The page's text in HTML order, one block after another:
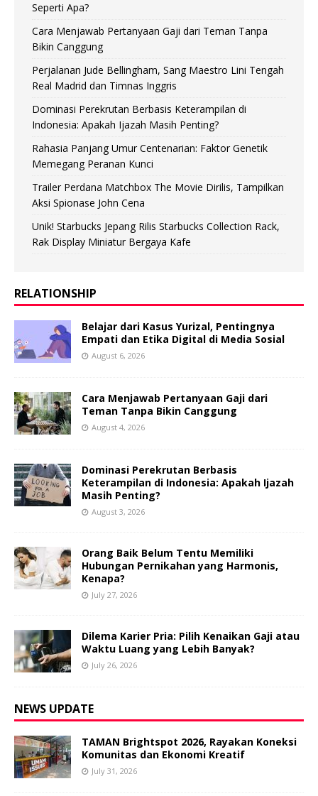
Seperti Apa?
Cara Menjawab Pertanyaan Gaji dari Teman Tanpa
Bikin Canggung
Perjalanan Jude Bellingham, Sang Maestro Lini Tengah
Real Madrid dan Timnas Inggris
Dominasi Perekrutan Berbasis Keterampilan di
Indonesia: Apakah Ijazah Masih Penting?
Rahasia Panjang Umur Centenarian: Faktor Genetik
Memegang Peranan Kunci
Trailer Perdana Matchbox The Movie Dirilis, Tampilkan
Aksi Spionase John Cena
Unik! Starbucks Jepang Rilis Starbucks Collection Rack,
Rak Display Miniatur Bergaya Kafe
RELATIONSHIP
Belajar dari Kasus Yurizal, Pentingnya
Empati dan Etika Digital di Media Sosial
August 6, 2026
Cara Menjawab Pertanyaan Gaji dari
Teman Tanpa Bikin Canggung
August 4, 2026
Dominasi Perekrutan Berbasis
Keterampilan di Indonesia: Apakah Ijazah
Masih Penting?
August 3, 2026
Orang Baik Belum Tentu Memiliki
Hubungan Pernikahan yang Harmonis,
Kenapa?
July 27, 2026
Dilema Karier Pria: Pilih Kenaikan Gaji atau
Waktu Luang yang Lebih Banyak?
July 26, 2026
NEWS UPDATE
TAMAN Brightspot 2026, Rayakan Koneksi
Komunitas dan Ekonomi Kreatif
July 31, 2026